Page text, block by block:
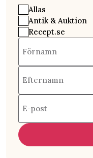
Allas
Antik & Auktion
Recept.se
Förnamn
Efternamn
E-post